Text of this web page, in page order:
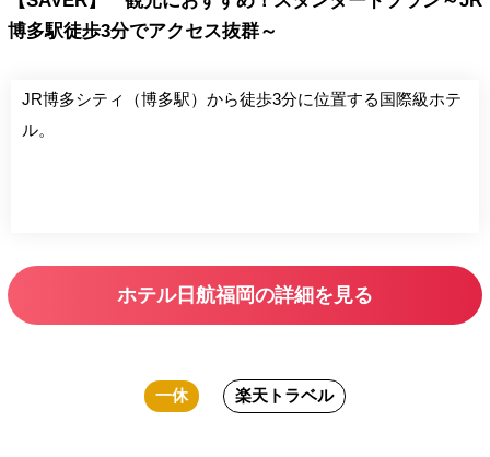
博多駅徒歩3分でアクセス抜群～
JR博多シティ（博多駅）から徒歩3分に位置する国際級ホテ
ル。
ホテル日航福岡の詳細を見る
一休 楽天トラベル